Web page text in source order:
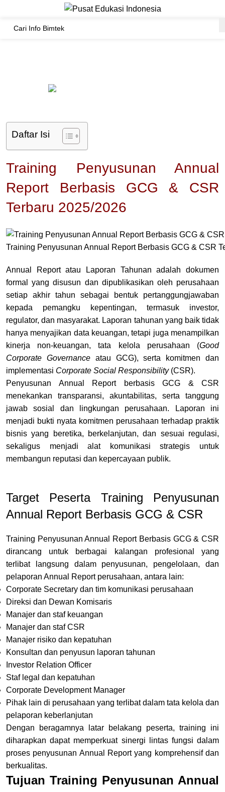
Daftar Isi
Training Penyusunan Annual
Report Berbasis GCG & CSR
Terbaru 2025/2026
Training Penyusunan Annual Report Berbasis GCG & CSR
Annual Report atau Laporan Tahunan adalah dokumen
formal yang disusun dan dipublikasikan oleh perusahaan
setiap akhir tahun sebagai bentuk pertanggungjawaban
kepada pemangku kepentingan, termasuk investor,
regulator, dan masyarakat. Laporan tahunan yang baik tidak
hanya menyajikan data keuangan, tetapi juga menampilkan
kinerja non-keuangan, tata kelola perusahaan (Good
Corporate Governance atau GCG), serta komitmen dan
implementasi Corporate Social Responsibility (CSR).
Penyusunan Annual Report berbasis GCG & CSR
menekankan transparansi, akuntabilitas, serta tanggung
jawab sosial dan lingkungan perusahaan. Laporan ini
menjadi bukti nyata komitmen perusahaan terhadap praktik
bisnis yang beretika, berkelanjutan, dan sesuai regulasi,
sekaligus menjadi alat komunikasi strategis untuk
membangun reputasi dan kepercayaan publik.
Target Peserta Training Penyusunan
Annual Report Berbasis GCG & CSR
Training Penyusunan Annual Report Berbasis GCG & CSR
dirancang untuk berbagai kalangan profesional yang
terlibat langsung dalam penyusunan, pengelolaan, dan
pelaporan Annual Report perusahaan, antara lain:
Corporate Secretary dan tim komunikasi perusahaan
Direksi dan Dewan Komisaris
Manajer dan staf keuangan
Manajer dan staf CSR
Manajer risiko dan kepatuhan
Konsultan dan penyusun laporan tahunan
Investor Relation Officer
Staf legal dan kepatuhan
Corporate Development Manager
Pihak lain di perusahaan yang terlibat dalam tata kelola dan
pelaporan keberlanjutan
Dengan beragamnya latar belakang peserta, training ini
diharapkan dapat memperkuat sinergi lintas fungsi dalam
proses penyusunan Annual Report yang komprehensif dan
berkualitas.
Tujuan Training Penyusunan Annual